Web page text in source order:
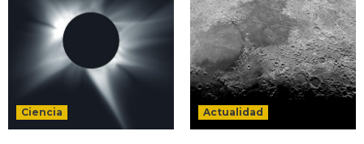
Ciencia Actualidad